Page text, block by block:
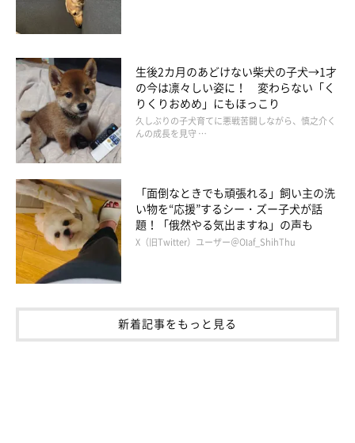
生後2カ月のあどけない柴犬の子犬→1才
の今は凛々しい姿に！ 変わらない「く
りくりおめめ」にもほっこり
久しぶりの子犬育てに悪戦苦闘しながら、慎之介く
んの成長を見守 …
「面倒なときでも頑張れる」飼い主の洗
い物を“応援”するシー・ズー子犬が話
題！「俄然やる気出ますね」の声も
X（旧Twitter）ユーザー＠Olaf_ShihThu
新着記事をもっと見る